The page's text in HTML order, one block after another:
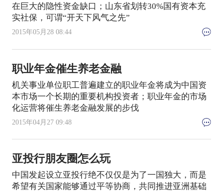
在巨大的隐性资金缺口；山东省划转30%国有资本充
实社保，可谓“开天下风气之先”
2015年05月28 08:44
职业年金催生养老金融
机关事业单位职工普遍建立的职业年金将成为中国资
本市场一个长期的重要机构投资者；职业年金的市场
化运营将催生养老金融发展的步伐
2015年04月27 09:48
亚投行朋友圈怎么玩
中国发起设立亚投行绝不仅仅是为了一国独大，而是
希望有关国家能够通过平等协商，共同推进亚洲基础